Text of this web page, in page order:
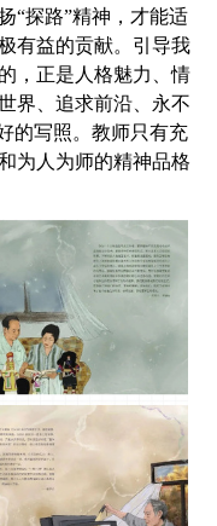
“探路”精神，才能适
有益的贡献。引导我
，正是人格魅力、情
界、追求前沿、永不
的写照。教师只有充
为人为师的精神品格